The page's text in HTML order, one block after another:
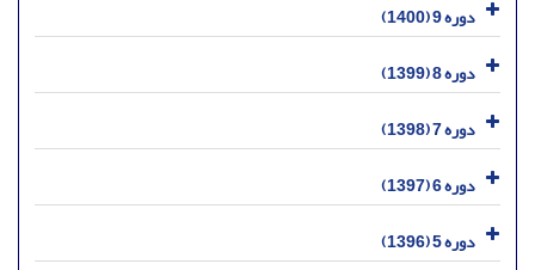
دوره 9 (1400)
دوره 8 (1399)
دوره 7 (1398)
دوره 6 (1397)
دوره 5 (1396)